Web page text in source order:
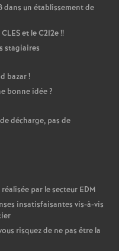
un établissement de
CLESet le C2I2e!!
stagiaires
bazar!
bonne idée?
décharge, pas de
réalisée par le secteur EDM
insatisfaisantes vis-à-vis
risquez de ne pas être la